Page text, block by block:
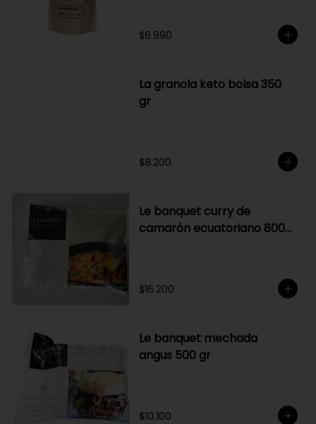
$6.990
La granola keto bolsa 350
gr
$8.200
Le banquet curry de
camarón ecuatoriano 800
$16.200
Le banquet mechada
angus 500 gr
$10.100